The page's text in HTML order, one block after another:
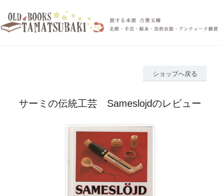
ショップへ戻る
サーミの伝統工芸 Sameslojdのレビュー